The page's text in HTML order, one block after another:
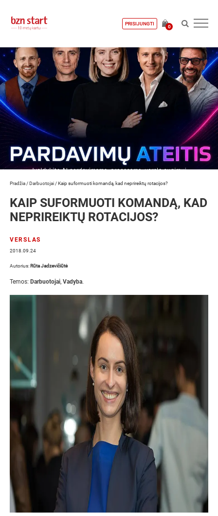
PRISIJUNGTI
0
Pradžia /Darbuotojai /Kaip suformuoti komandą, kad neprireiktų rotacijos?
KAIP SUFORMUOTI KOMANDĄ, KAD
NEPRIREIKTŲ ROTACIJOS?
VERSLAS
2018.09.24
Autorius: Rūta Jadzevičiūtė
Temos: Darbuotojai, Vadyba.